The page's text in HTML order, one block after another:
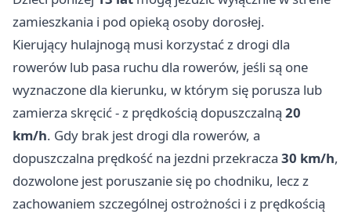
zamieszkania i pod opieką osoby dorosłej.
Kierujący hulajnogą musi korzystać z drogi dla
rowerów lub pasa ruchu dla rowerów, jeśli są one
wyznaczone dla kierunku, w którym się porusza lub
zamierza skręcić - z prędkością dopuszczalną 20
km/h. Gdy brak jest drogi dla rowerów, a
dopuszczalna prędkość na jezdni przekracza 30 km/h,
dozwolone jest poruszanie się po chodniku, lecz z
zachowaniem szczególnej ostrożności i z prędkością